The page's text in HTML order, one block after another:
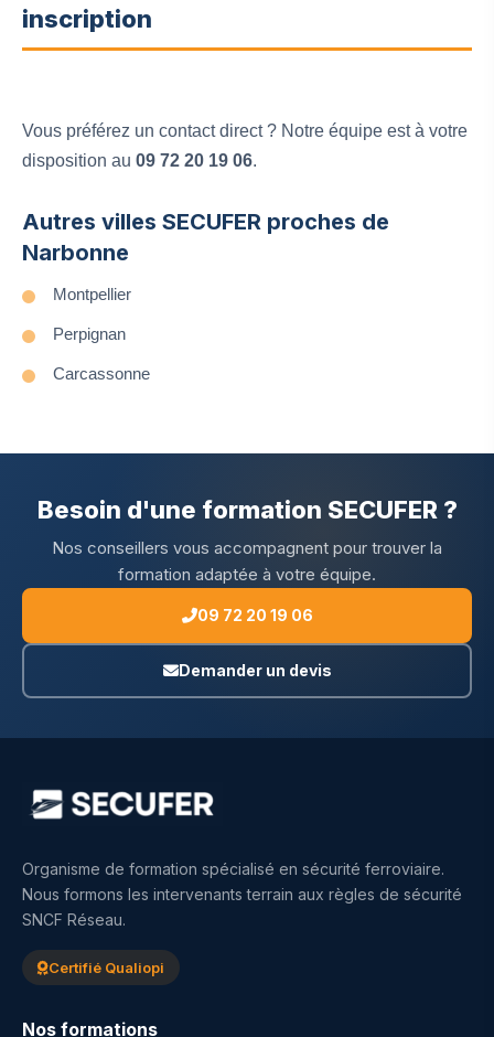
inscription
Vous préférez un contact direct ? Notre équipe est à votre
disposition au 09 72 20 19 06.
Autres villes SECUFER proches de
Narbonne
Montpellier
Perpignan
Carcassonne
Besoin d'une formation SECUFER ?
Nos conseillers vous accompagnent pour trouver la
formation adaptée à votre équipe.
09 72 20 19 06
Demander un devis
Organisme de formation spécialisé en sécurité ferroviaire.
Nous formons les intervenants terrain aux règles de sécurité
SNCF Réseau.
Certifié Qualiopi
Nos formations